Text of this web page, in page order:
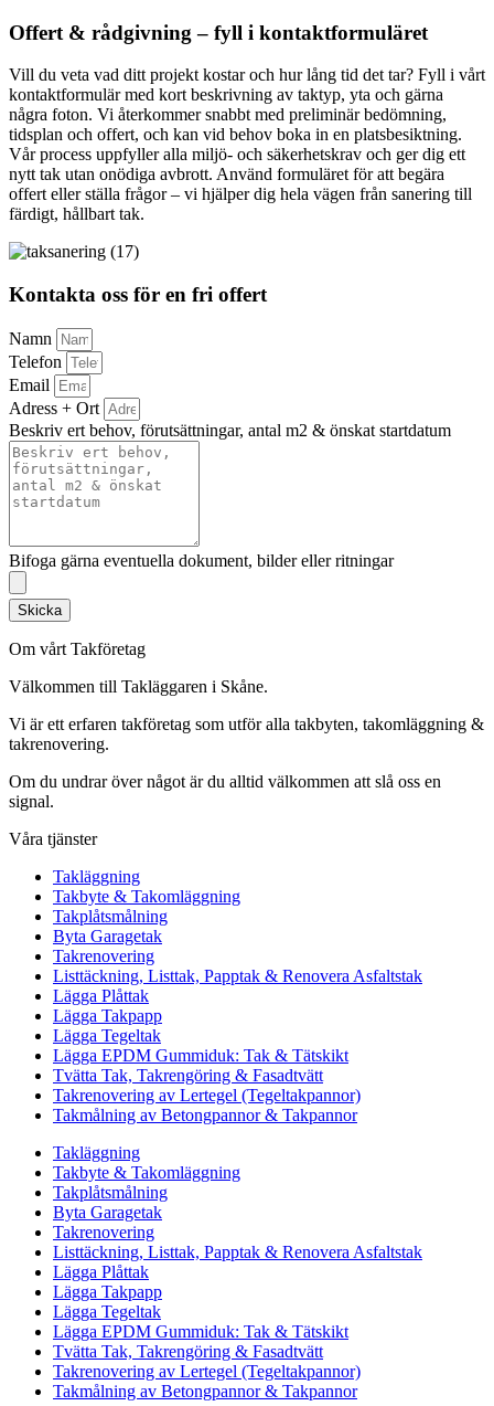
Offert & rådgivning – fyll i kontaktformuläret
Vill du veta vad ditt projekt kostar och hur lång tid det tar? Fyll i vårt
kontaktformulär med kort beskrivning av taktyp, yta och gärna
några foton. Vi återkommer snabbt med preliminär bedömning,
tidsplan och offert, och kan vid behov boka in en platsbesiktning.
Vår process uppfyller alla miljö- och säkerhetskrav och ger dig ett
nytt tak utan onödiga avbrott. Använd formuläret för att begära
offert eller ställa frågor – vi hjälper dig hela vägen från sanering till
färdigt, hållbart tak.
Kontakta oss för en fri offert
Namn
Telefon
Email
Adress + Ort
Beskriv ert behov, förutsättningar, antal m2 & önskat startdatum
Bifoga gärna eventuella dokument, bilder eller ritningar
Skicka
Om vårt Takföretag
Välkommen till Takläggaren i Skåne.
Vi är ett erfaren takföretag som utför alla takbyten, takomläggning &
takrenovering.
Om du undrar över något är du alltid välkommen att slå oss en
signal.
Våra tjänster
Takläggning
Takbyte & Takomläggning
Takplåtsmålning
Byta Garagetak
Takrenovering
Listtäckning, Listtak, Papptak & Renovera Asfaltstak
Lägga Plåttak
Lägga Takpapp
Lägga Tegeltak
Lägga EPDM Gummiduk: Tak & Tätskikt
Tvätta Tak, Takrengöring & Fasadtvätt
Takrenovering av Lertegel (Tegeltakpannor)
Takmålning av Betongpannor & Takpannor
Takläggning
Takbyte & Takomläggning
Takplåtsmålning
Byta Garagetak
Takrenovering
Listtäckning, Listtak, Papptak & Renovera Asfaltstak
Lägga Plåttak
Lägga Takpapp
Lägga Tegeltak
Lägga EPDM Gummiduk: Tak & Tätskikt
Tvätta Tak, Takrengöring & Fasadtvätt
Takrenovering av Lertegel (Tegeltakpannor)
Takmålning av Betongpannor & Takpannor